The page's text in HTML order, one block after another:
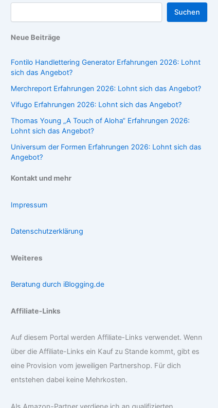
Suchen
Neue Beiträge
Fontilo Handlettering Generator Erfahrungen 2026: Lohnt
sich das Angebot?
Merchreport Erfahrungen 2026: Lohnt sich das Angebot?
Vifugo Erfahrungen 2026: Lohnt sich das Angebot?
Thomas Young „A Touch of Aloha“ Erfahrungen 2026:
Lohnt sich das Angebot?
Universum der Formen Erfahrungen 2026: Lohnt sich das
Angebot?
Kontakt und mehr
Impressum
Datenschutzerklärung
Weiteres
Beratung durch iBlogging.de
Affiliate-Links
Auf diesem Portal werden Affiliate-Links verwendet. Wenn
über die Affiliate-Links ein Kauf zu Stande kommt, gibt es
eine Provision vom jeweiligen Partnershop. Für dich
entstehen dabei keine Mehrkosten.